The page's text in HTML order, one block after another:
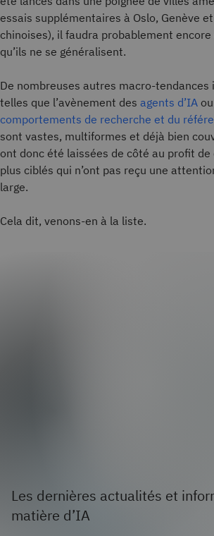
essais supplémentaires à Oslo, Genève
chinoises), il faudra probablement
qu’ils ne se généralisent.
De nombreuses autres macro-tendances
telles que l’avènement des agents d’IA
comportements de recherche et du
sont vastes, multiformes et déjà bien
ont donc été laissées de côté au profit
plus ciblés qui n’ont pas reçu une
large.
Cela dit, venons-en à la liste.
Les dernières actualités et
matière d’IA